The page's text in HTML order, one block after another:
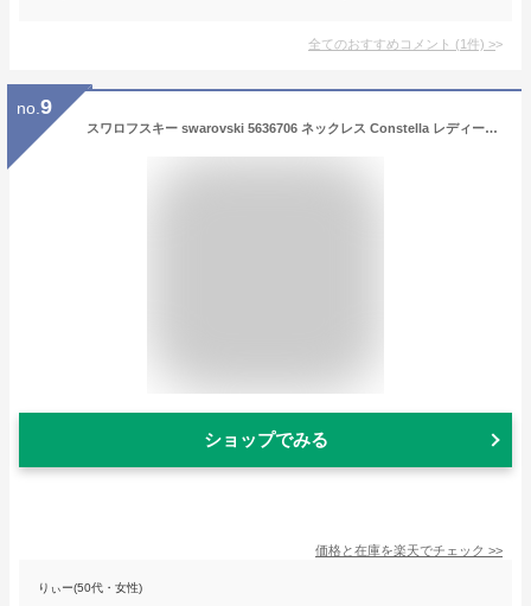
全てのおすすめコメント (1件) >
no. 9
スワロフスキー swarovski 5636706 ネックレス Constella レディース アクセサリー コンステラ ペンダント ラウンドカット ホワイト ロジウム プレーティング シンプル ジュエリー チェーンネックレス ギフト プレゼント お祝い 記念 シルバー
ショップでみる
価格と在庫を楽天でチェック >>
りぃー(50代・女性)